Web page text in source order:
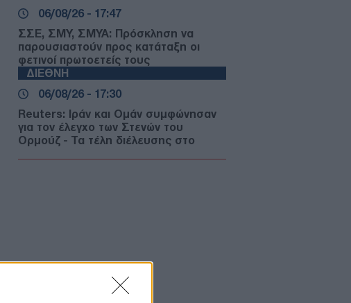
06/08/26 - 17:47
ΣΣΕ, ΣΜΥ, ΣΜΥΑ: Πρόσκληση να
παρουσιαστούν προς κατάταξη οι
φετινοί πρωτοετείς τους
ΔΙΕΘΝΗ
06/08/26 - 17:30
Reuters: Ιράν και Ομάν συμφώνησαν
για τον έλεγχο των Στενών του
Ορμούζ - Τα τέλη διέλευσης στο
Η Γερουσία των ΗΠΑ παραπέμπει τον